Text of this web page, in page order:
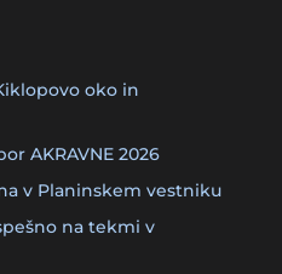
oko in
AKRAVNE 2026
v Planinskem vestniku
na tekmi v